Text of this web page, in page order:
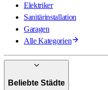
Elektriker
Sanitärinstallation
Garagen
Alle Kategorien
Beliebte Städte